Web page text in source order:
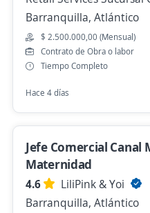
Hace 1 hora
Se precisa Urgente
Asesor Comercial
tecnología
4,4
Multiempleos
Barranquilla, Atlántico
Hace 18 horas
Barranquilla, Atlántico
$ 2.500.000,00 (Mensual)
Contrato de Obra o labor
Tiempo Completo
Hace 4 días
Jefe Comercial Canal
Maternidad
4.6
LiliPink & Yoi
Barranquilla, Atlántico